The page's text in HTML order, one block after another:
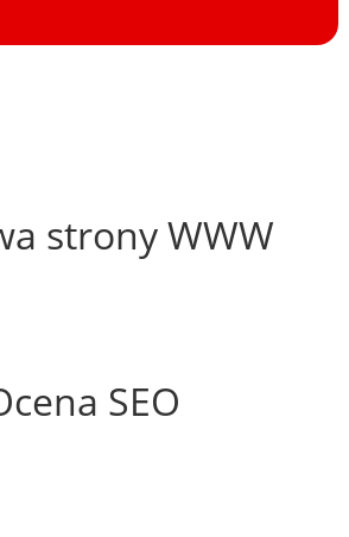
strony WWW
SEO